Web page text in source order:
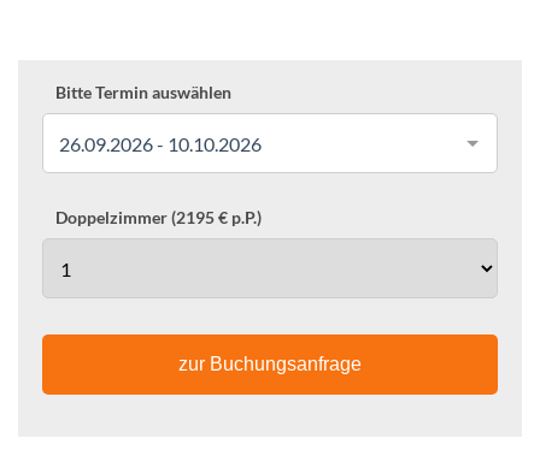
Bitte Termin auswählen
26.09.2026 - 10.10.2026
Doppelzimmer (2195 € p.P.)
zur Buchungsanfrage